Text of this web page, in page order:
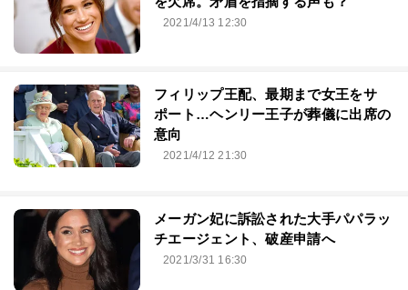
2021/4/13 12:30
フィリップ王配、最期まで女王をサ
ポート…ヘンリー王子が葬儀に出席の
意向
2021/4/12 21:30
メーガン妃に訴訟された大手パパラッ
チエージェント、破産申請へ
2021/3/31 16:30